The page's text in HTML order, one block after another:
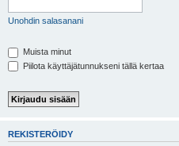
Unohdin salasanani
Muista minut
Piilota käyttäjätunnukseni tällä kertaa
REKISTERÖIDY